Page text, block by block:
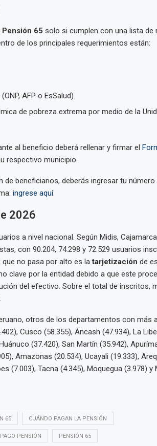
65 solo si cumplen con una lista de
de los principales requerimientos están:
AFP o EsSalud).
de pobreza extrema por medio de la
al beneficio deberá rellenar y firmar el
respectivo municipio.
beneficiarios, deberás ingresar tu número
ingrese aquí.
2026
a nivel nacional. Según Midis,
con 90.204, 74.298 y 72.529 usuarios
que no pasa por alto es latarjetización de
clave por la entidad debido a que este
del efectivo. Sobre el total de inscritos,
otros de los departamentos con más
Cusco (58.355), Áncash (47.934), La
(37.420), San Martín (35.942),
Amazonas (20.534), Ucayali (19.333),
(7.003), Tacna (4.345), Moquegua (3.978) y
65 CUÁNDO PAGAN LA PENSIÓN
PAGO PENSIÓN PENSIÓN 65